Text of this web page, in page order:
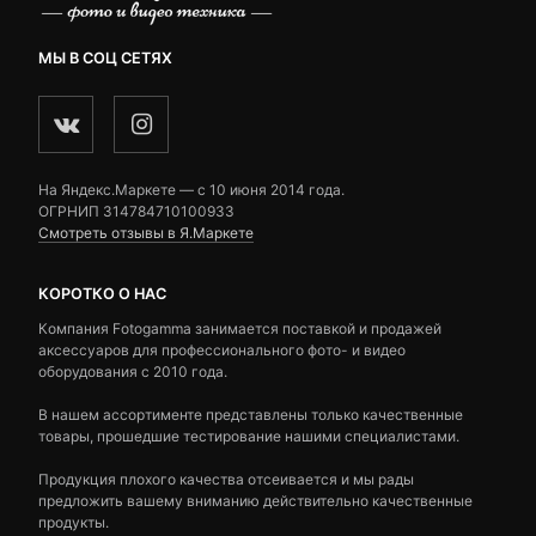
МЫ В СОЦ СЕТЯХ
На Яндекс.Маркете — c 10 июня 2014 года.
ОГРНИП 314784710100933
Смотреть отзывы в Я.Маркете
КОРОТКО О НАС
Компания Fotogamma занимается поставкой и продажей
аксессуаров для профессионального фото- и видео
оборудования с 2010 года.
В нашем ассортименте представлены только качественные
товары, прошедшие тестирование нашими специалистами.
Продукция плохого качества отсеивается и мы рады
предложить вашему вниманию действительно качественные
продукты.